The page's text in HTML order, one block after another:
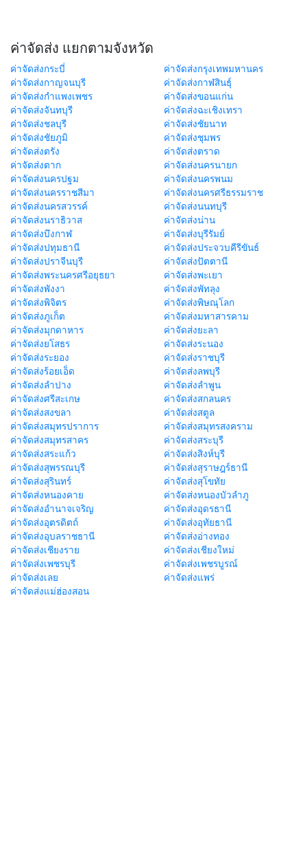
ค่าจัดส่ง แยกตามจังหวัด
ค่าจัดส่งกระบี่
ค่าจัดส่งกรุงเทพมหานคร
ค่าจัดส่งกาญจนบุรี
ค่าจัดส่งกาฬสินธุ์
ค่าจัดส่งกำแพงเพชร
ค่าจัดส่งขอนแก่น
ค่าจัดส่งจันทบุรี
ค่าจัดส่งฉะเชิงเทรา
ค่าจัดส่งชลบุรี
ค่าจัดส่งชัยนาท
ค่าจัดส่งชัยภูมิ
ค่าจัดส่งชุมพร
ค่าจัดส่งตรัง
ค่าจัดส่งตราด
ค่าจัดส่งตาก
ค่าจัดส่งนครนายก
ค่าจัดส่งนครปฐม
ค่าจัดส่งนครพนม
ค่าจัดส่งนครราชสีมา
ค่าจัดส่งนครศรีธรรมราช
ค่าจัดส่งนครสวรรค์
ค่าจัดส่งนนทบุรี
ค่าจัดส่งนราธิวาส
ค่าจัดส่งน่าน
ค่าจัดส่งบึงกาฬ
ค่าจัดส่งบุรีรัมย์
ค่าจัดส่งปทุมธานี
ค่าจัดส่งประจวบคีรีขันธ์
ค่าจัดส่งปราจีนบุรี
ค่าจัดส่งปัตตานี
ค่าจัดส่งพระนครศรีอยุธยา
ค่าจัดส่งพะเยา
ค่าจัดส่งพังงา
ค่าจัดส่งพัทลุง
ค่าจัดส่งพิจิตร
ค่าจัดส่งพิษณุโลก
ค่าจัดส่งภูเก็ต
ค่าจัดส่งมหาสารคาม
ค่าจัดส่งมุกดาหาร
ค่าจัดส่งยะลา
ค่าจัดส่งยโสธร
ค่าจัดส่งระนอง
ค่าจัดส่งระยอง
ค่าจัดส่งราชบุรี
ค่าจัดส่งร้อยเอ็ด
ค่าจัดส่งลพบุรี
ค่าจัดส่งลำปาง
ค่าจัดส่งลำพูน
ค่าจัดส่งศรีสะเกษ
ค่าจัดส่งสกลนคร
ค่าจัดส่งสงขลา
ค่าจัดส่งสตูล
ค่าจัดส่งสมุทรปราการ
ค่าจัดส่งสมุทรสงคราม
ค่าจัดส่งสมุทรสาคร
ค่าจัดส่งสระบุรี
ค่าจัดส่งสระแก้ว
ค่าจัดส่งสิงห์บุรี
ค่าจัดส่งสุพรรณบุรี
ค่าจัดส่งสุราษฎร์ธานี
ค่าจัดส่งสุรินทร์
ค่าจัดส่งสุโขทัย
ค่าจัดส่งหนองคาย
ค่าจัดส่งหนองบัวลำภู
ค่าจัดส่งอำนาจเจริญ
ค่าจัดส่งอุดรธานี
ค่าจัดส่งอุตรดิตถ์
ค่าจัดส่งอุทัยธานี
ค่าจัดส่งอุบลราชธานี
ค่าจัดส่งอ่างทอง
ค่าจัดส่งเชียงราย
ค่าจัดส่งเชียงใหม่
ค่าจัดส่งเพชรบุรี
ค่าจัดส่งเพชรบูรณ์
ค่าจัดส่งเลย
ค่าจัดส่งแพร่
ค่าจัดส่งแม่ฮ่องสอน